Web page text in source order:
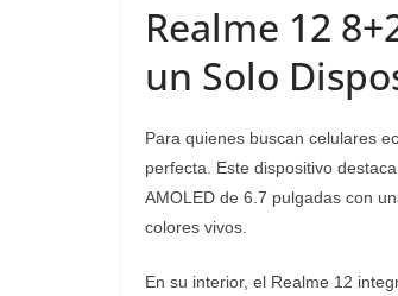
Realme 12
un Solo
Para quienes buscan celulares
perfecta. Este dispositivo
AMOLED de 6.7 pulgadas con
colores vivos.
En su interior, el Realme 12